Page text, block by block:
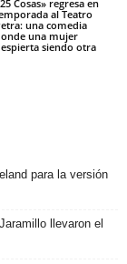
Cosas» regresa en
al Teatro
una comedia
una mujer
siendo otra
para la versión
llevaron el